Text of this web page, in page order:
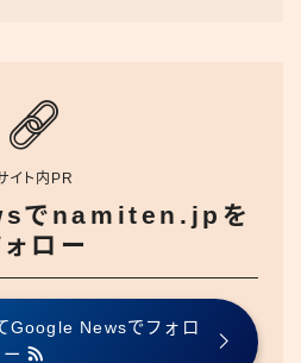
イト内PR
でnamiten.jpを
ォロー
Google Newsでフォロ
ー